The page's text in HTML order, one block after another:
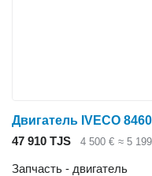
47 910 TJS 4 500 € ≈ 5
Запчасть - двигатель